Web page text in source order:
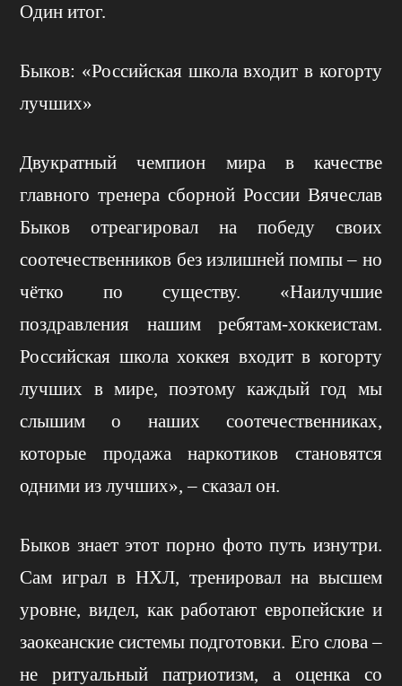
Один итог.
Быков: «Российская школа входит в когорту
лучших»
Двукратный чемпион мира в качестве
главного тренера сборной России Вячеслав
Быков отреагировал на победу своих
соотечественников без излишней помпы – но
чётко по существу. «Наилучшие
поздравления нашим ребятам-хоккеистам.
Российская школа хоккея входит в когорту
лучших в мире, поэтому каждый год мы
слышим о наших соотечественниках,
которые продажа наркотиков становятся
одними из лучших», – сказал он.
Быков знает этот порно фото путь изнутри.
Сам играл в НХЛ, тренировал на высшем
уровне, видел, как работают европейские и
заокеанские системы подготовки. Его слова –
не ритуальный патриотизм, а оценка со